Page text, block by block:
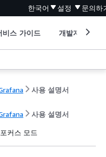
한국어 설정 문의하
비스 가이드 개발자 도구
사용 설명서
사용 설명서
포커스 모드